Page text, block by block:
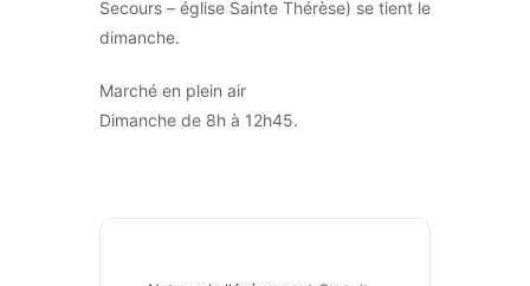
Secours – église Sainte Thérèse) se tient le
dimanche.
Marché en plein air
Dimanche de 8h à 12h45.